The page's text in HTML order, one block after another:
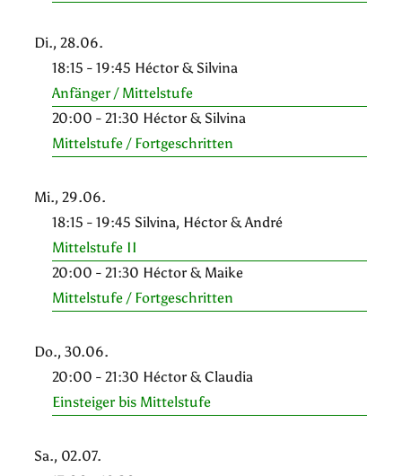
Di., 28.06.
18:15 - 19:45 Héctor & Silvina
Anfänger / Mittelstufe
20:00 - 21:30 Héctor & Silvina
Mittelstufe / Fortgeschritten
Mi., 29.06.
18:15 - 19:45 Silvina, Héctor & André
Mittelstufe II
20:00 - 21:30 Héctor & Maike
Mittelstufe / Fortgeschritten
Do., 30.06.
20:00 - 21:30 Héctor & Claudia
Einsteiger bis Mittelstufe
Sa., 02.07.